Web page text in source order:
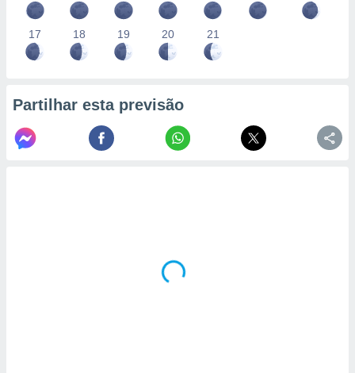
17 18 19 20 21
Partilhar esta previsão